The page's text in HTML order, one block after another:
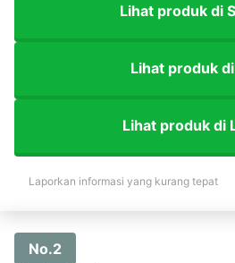
Lihat produk di
Lihat produk
Lihat produk di
Laporkan informasi yang kurang tepat
No.2